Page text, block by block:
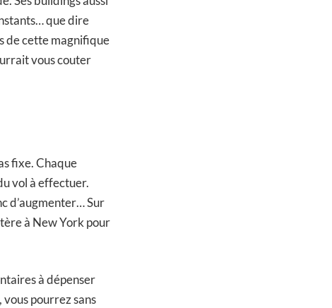
que dire
de cette magnifique
vous couter
fixe. Chaque
vol à effectuer.
d’augmenter… Sur
à New York pour
à dépenser
vous pourrez sans